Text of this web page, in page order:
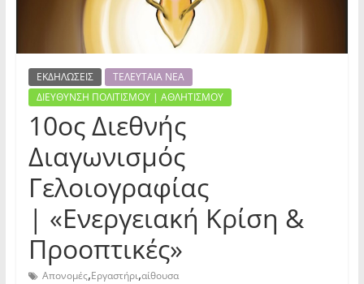
ΕΚΔΗΛΩΣΕΙΣ
ΤΕΛΕΥΤΑΙΑ ΝΕΑ
ΔΙΕΥΘΥΝΣΗ ΠΟΛΙΤΙΣΜΟΥ | ΑΘΛΗΤΙΣΜΟΥ
10ος Διεθνής
Διαγωνισμός
Γελοιογραφίας
| «Ενεργειακή Κρίση &
Προοπτικές»
Απονομές,Εργαστήρι,αίθουσα